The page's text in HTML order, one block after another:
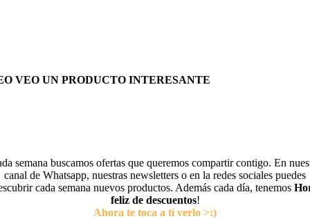
VEO UN PRODUCTO INTERESANTE
semana buscamos ofertas que queremos compartir contigo. En
canal de Whatsapp, nuestras newsletters o en la redes sociales puedes
cada semana nuevos productos. Además cada día, tenemos
feliz de descuentos!
Ahora te toca a tí verlo >:)